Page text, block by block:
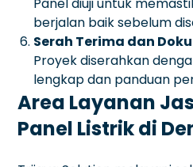
berjalan baik sebelum
Serah Terima dan
Proyek diserahkan
lengkap dan panduan
Area Layanan
Panel Listrik di